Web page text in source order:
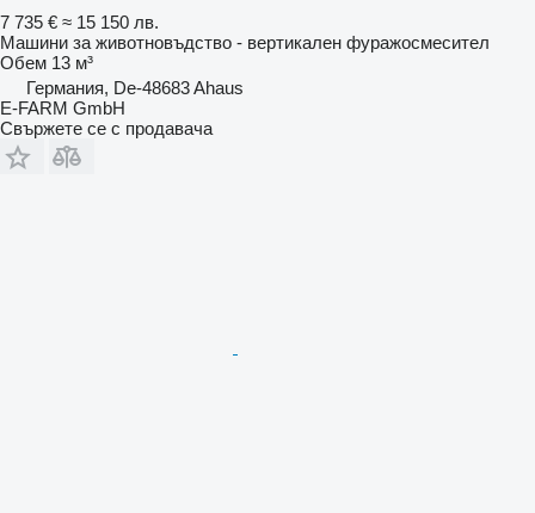
7 735 € ≈ 15 150 лв.
Машини за животновъдство - вертикален фуражосмесител
Обем 13 м³
Германия, De-48683 Ahaus
E-FARM GmbH
Свържете се с продавача